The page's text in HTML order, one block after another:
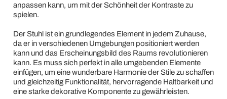
anpassen kann, um mit der Schönheit der Kontraste zu
spielen.
Der Stuhl ist ein grundlegendes Element in jedem Zuhause,
da er in verschiedenen Umgebungen positioniert werden
kann und das Erscheinungsbild des Raums revolutionieren
kann. Es muss sich perfekt in alle umgebenden Elemente
einfügen, um eine wunderbare Harmonie der Stile zu schaffen
und gleichzeitig Funktionalität, hervorragende Haltbarkeit und
eine starke dekorative Komponente zu gewährleisten.